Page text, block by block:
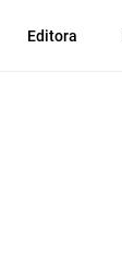
Editora